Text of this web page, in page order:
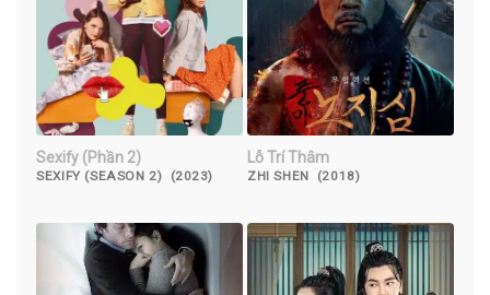
Sexify (Phần 2)
SEXIFY (SEASON 2) (2023)
Lỗ Trí Thâm
ZHI SHEN (2018)